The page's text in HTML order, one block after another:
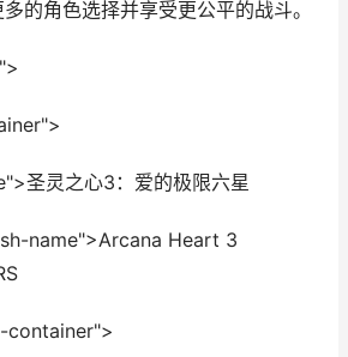
的角色选择并享受更公平的战斗。
圣灵之心3：爱的极限六星
name">Arcana Heart 3
container">